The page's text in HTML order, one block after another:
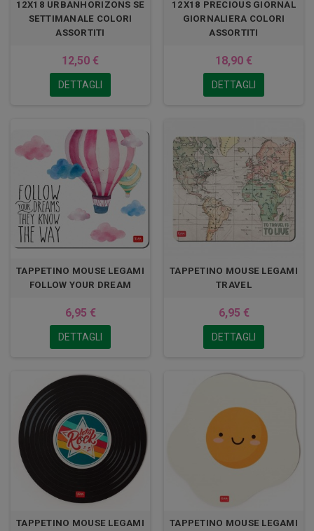
12X18 URBANHORIZONS SE
SETTIMANALE COLORI
ASSORTITI
12,50 €
DETTAGLI
12X18 PRECIOUS GIORNAL
GIORNALIERA COLORI
ASSORTITI
18,90 €
DETTAGLI
TAPPETINO MOUSE LEGAMI
FOLLOW YOUR DREAM
6,95 €
DETTAGLI
TAPPETINO MOUSE LEGAMI
TRAVEL
6,95 €
DETTAGLI
TAPPETINO MOUSE LEGAMI
TAPPETINO MOUSE LEGAMI